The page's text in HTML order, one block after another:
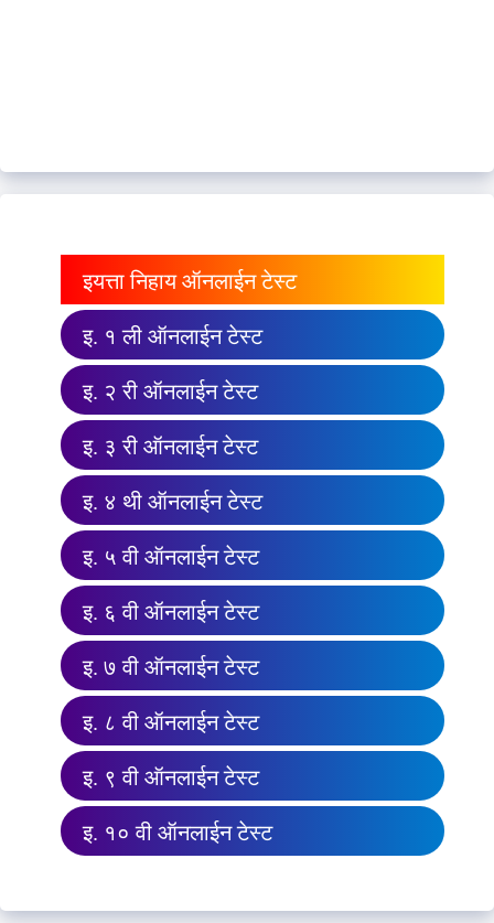
इयत्ता निहाय ऑनलाईन टेस्ट
इ. १ ली ऑनलाईन टेस्ट
इ. २ री ऑनलाईन टेस्ट
इ. ३ री ऑनलाईन टेस्ट
इ. ४ थी ऑनलाईन टेस्ट
इ. ५ वी ऑनलाईन टेस्ट
इ. ६ वी ऑनलाईन टेस्ट
इ. ७ वी ऑनलाईन टेस्ट
इ. ८ वी ऑनलाईन टेस्ट
इ. ९ वी ऑनलाईन टेस्ट
इ. १० वी ऑनलाईन टेस्ट